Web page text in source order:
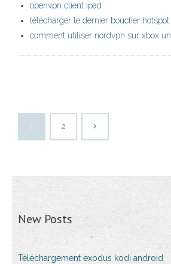
openvpn client ipad
télécharger le dernier bouclier hotspot
comment utiliser nordvpn sur xbox un
1 2
New Posts
Téléchargement exodus kodi android